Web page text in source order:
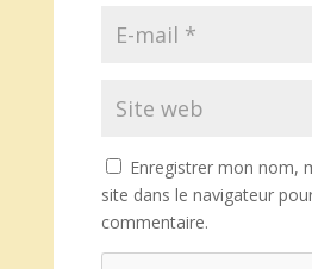
Enregistrer mon nom,
site dans le navigateur
commentaire.